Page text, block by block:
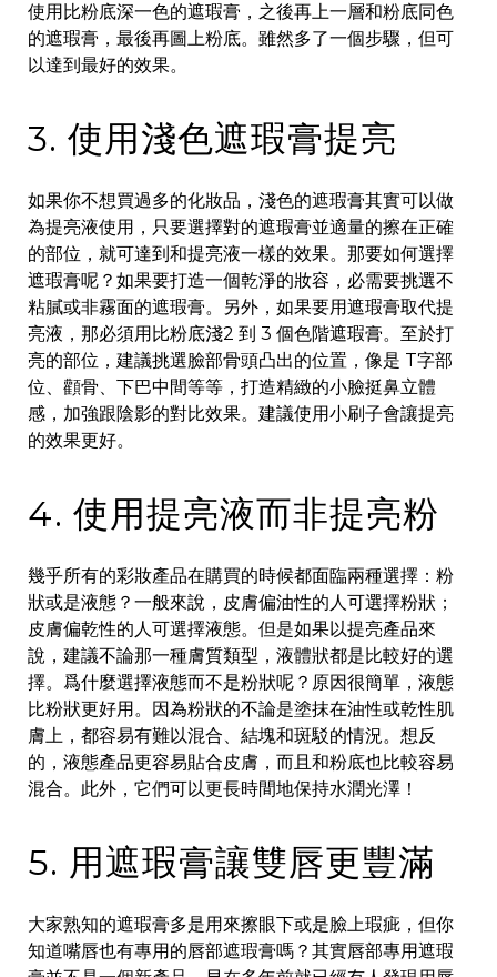
使用比粉底深一色的遮瑕膏，之後再上一層和粉底同色
的遮瑕膏，最後再圖上粉底。雖然多了一個步驟，但可
以達到最好的效果。
3. 使用淺色遮瑕膏提亮
如果你不想買過多的化妝品，淺色的遮瑕膏其實可以做
為提亮液使用，只要選擇對的遮瑕膏並適量的擦在正確
的部位，就可達到和提亮液一樣的效果。那要如何選擇
遮瑕膏呢？如果要打造一個乾淨的妝容，必需要挑選不
粘膩或非霧面的遮瑕膏。另外，如果要用遮瑕膏取代提
亮液，那必須用比粉底淺2 到 3 個色階遮瑕膏。至於打
亮的部位，建議挑選臉部骨頭凸出的位置，像是 T字部
位、顴骨、下巴中間等等，打造精緻的小臉挺鼻立體
感，加強跟陰影的對比效果。建議使用小刷子會讓提亮
的效果更好。
4. 使用提亮液而非提亮粉
幾乎所有的彩妝產品在購買的時候都面臨兩種選擇：粉
狀或是液態？一般來說，皮膚偏油性的人可選擇粉狀；
皮膚偏乾性的人可選擇液態。但是如果以提亮產品來
說，建議不論那一種膚質類型，液體狀都是比較好的選
擇。爲什麼選擇液態而不是粉狀呢？原因很簡單，液態
比粉狀更好用。因為粉狀的不論是塗抹在油性或乾性肌
膚上，都容易有難以混合、結塊和斑駁的情況。想反
的，液態產品更容易貼合皮膚，而且和粉底也比較容易
混合。此外，它們可以更長時間地保持水潤光澤！
5. 用遮瑕膏讓雙唇更豐滿
大家熟知的遮瑕膏多是用來擦眼下或是臉上瑕疵，但你
知道嘴唇也有專用的唇部遮瑕膏嗎？其實唇部專用遮瑕